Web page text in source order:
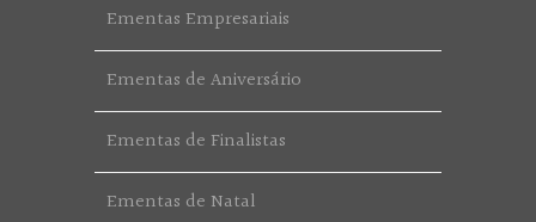
Ementas Empresariais
Ementas de Aniversário
Ementas de Finalistas
Ementas de Natal